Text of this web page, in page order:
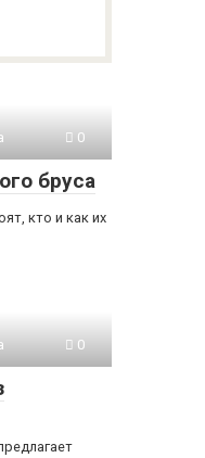
0
бруса
кто и как их
0